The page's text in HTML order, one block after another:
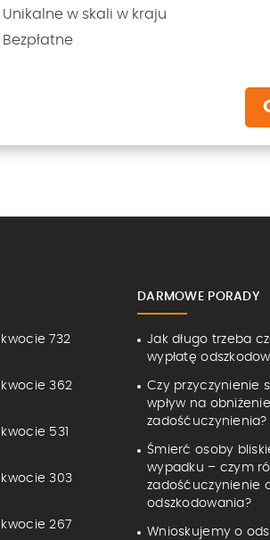
Unikalne w skali w kraju
Bezpłatne
732
362
531
303
267
DARMOWE PORADY
Jak długo trzeba
wypłatę
Czy przyczynienie
wpływ na obniżenie
zadośćuczynienia?
Śmierć osoby
wypadku – czym
zadośćuczynienie
odszkodowania?
Wnioskujemy o